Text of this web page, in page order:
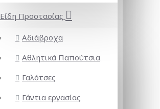
Είδη Προστασίας
Αδιάβροχα
Αθλητικά Παπούτσια
Γαλότσες
Γάντια εργασίας